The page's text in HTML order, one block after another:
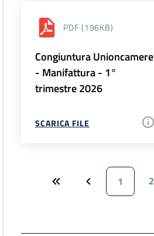
PDF (196KB)
Congiuntura Unioncamere
- Manifattura - 1°
trimestre 2026
SCARICA FILE
1 2